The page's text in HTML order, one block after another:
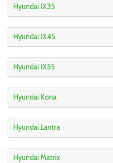
Hyundai IX35
Hyundai IX45
Hyundai IX55
Hyundai Kona
Hyundai Lantra
Hyundai Matrix